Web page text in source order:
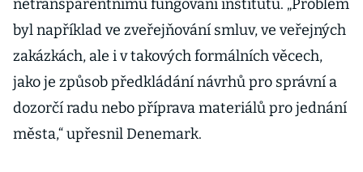
netransparentnímu fungování institutu. „Problém
byl například ve zveřejňování smluv, ve veřejných
zakázkách, ale i v takových formálních věcech,
jako je způsob předkládání návrhů pro správní a
dozorčí radu nebo příprava materiálů pro jednání
města,“ upřesnil Denemark.